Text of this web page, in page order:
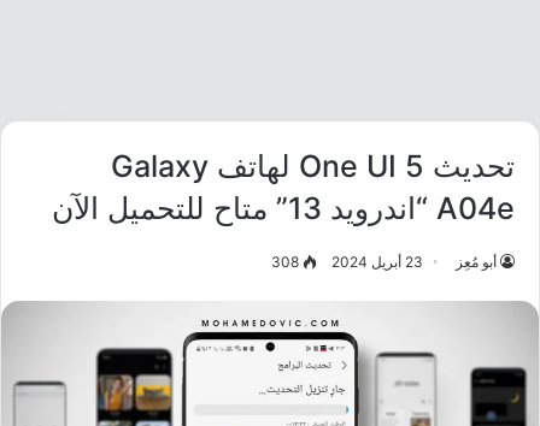
تحديث One UI 5 لهاتف Galaxy
A04e “اندرويد 13” متاح للتحميل الآن
أبو مُعِز 23 أبريل 2024 308